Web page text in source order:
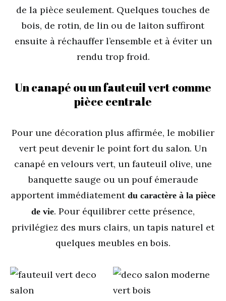
de la pièce seulement. Quelques touches de
bois, de rotin, de lin ou de laiton suffiront
ensuite à réchauffer l’ensemble et à éviter un
rendu trop froid.
Un canapé ou un fauteuil vert comme
pièce centrale
Pour une décoration plus affirmée, le mobilier
vert peut devenir le point fort du salon. Un
canapé en velours vert, un fauteuil olive, une
banquette sauge ou un pouf émeraude
apportent immédiatement du caractère à la pièce
de vie. Pour équilibrer cette présence,
privilégiez des murs clairs, un tapis naturel et
quelques meubles en bois.